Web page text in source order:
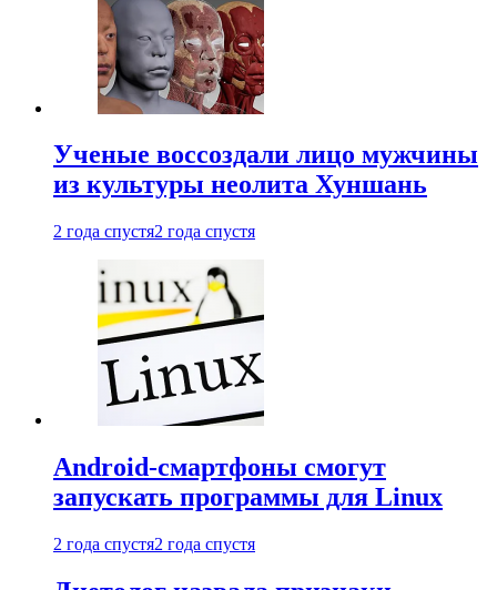
Ученые воссоздали лицо мужчины
из культуры неолита Хуншань
2 года спустя2 года спустя
Android-смартфоны смогут
запускать программы для Linux
2 года спустя2 года спустя